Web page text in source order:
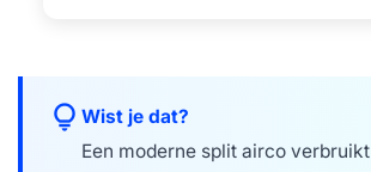
lightbulbWist je dat?
Een moderne split airco verbruikt